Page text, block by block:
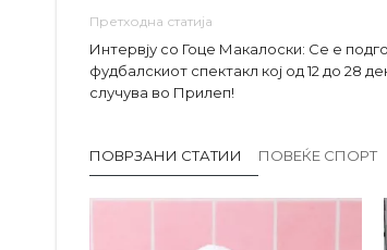
Претходна статија
Интервју со Гоце Макалоски: Се е
фудбалскиот спектакл кој од 12 до 28
случува во Прилеп!
ПОВРЗАНИ СТАТИИ ПОВЕЌЕ СПОРТ